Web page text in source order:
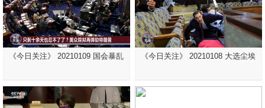
《今日关注》 20210109 国会暴乱 《今日关注》 20210108 大选尘埃